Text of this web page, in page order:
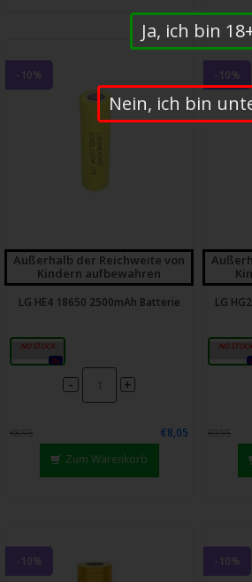
-10%
Außerhalb der Reichweite von
Kindern aufbewahren
LG HE4 18650 2500mAh Batterie
2500mAh
0x
- +
€8,95
€8,05
Zum Warenkorb
-10%
LG
€9,95
-10% -10%
Ja, ich bin
Nein, ich bin